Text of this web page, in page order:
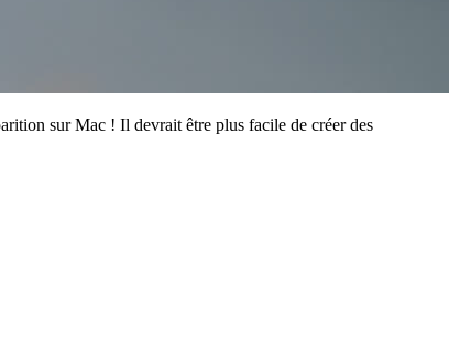
sur Mac ! Il devrait être plus facile de créer des